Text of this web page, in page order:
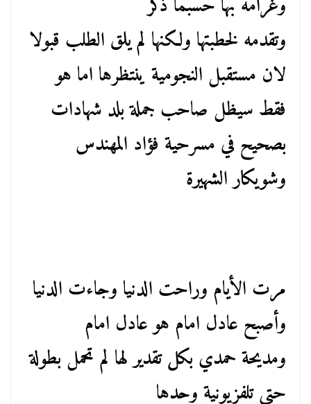
وتقدمه لخطبتها ولكنها لم يلق الطلب قبولا
لان مستقبل النجومية ينتظرها اما هو
فقط سيظل صاحب جملة بلد شهادات
بصحيح في مسرحية فؤاد المهندس
وشويكار الشهيرة
مرت الأيام وراحت الدنيا وجاءت الدنيا
وأصبح عادل امام هو عادل امام
ومديحة حمدي بكل تقدير لها لم تحمل بطولة
حتي تلفزيونية وحدها